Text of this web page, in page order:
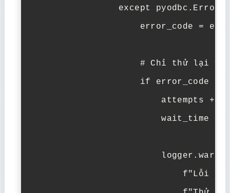
except pyodbc.Error
error_code =
# Chỉ thử lại
if error_code
attempts +=
wait_time =
f"Lỗi